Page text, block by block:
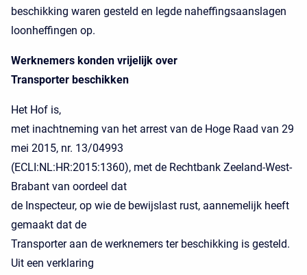
beschikking waren gesteld en legde naheffingsaanslagen
loonheffingen op.
Werknemers konden vrijelijk over
Transporter beschikken
Het Hof is,
met inachtneming van het arrest van de Hoge Raad van 29
mei 2015, nr. 13/04993
(ECLI:NL:HR:2015:1360), met de Rechtbank Zeeland-West-
Brabant van oordeel dat
de Inspecteur, op wie de bewijslast rust, aannemelijk heeft
gemaakt dat de
Transporter aan de werknemers ter beschikking is gesteld.
Uit een verklaring